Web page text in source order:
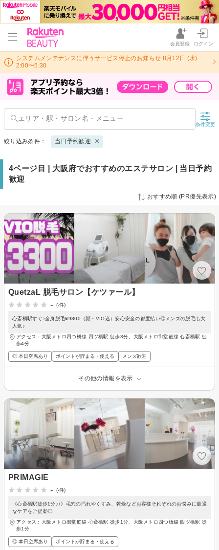
会員登録 ログイン
システムメンテナンスに伴うサービス停止のお知らせ 8月12日 (水)
2:00〜5:30
条件変更
絞り込み条件： 当日予約歓迎
4ページ目 | 大阪府でおすすめのエステサロン | 当日予約
歓迎
おすすめ順 (PR優先表示)
QuetzaL 脱毛サロン【ケツァール】
-
(-件)
心斎橋駅すぐ♪全身脱毛¥9800（顔・VIO込）安心安全の都度払い◎メンズの脱毛も大
人気♪
アクセス：大阪メトロ四つ橋線 四ツ橋駅 徒歩3分、大阪メトロ御堂筋線 心斎橋駅 徒
歩4分
◎ 本日空席あり ポイントが貯まる・使える メンズ歓迎
その他の情報を表示
PRIMAGIE
-
(-件)
《心斎橋駅徒歩1分♪♪》毛穴の汚れやくすみ、乾燥などお客様それぞれのお悩みに最適
なケアをご提案◎
アクセス：大阪メトロ御堂筋線 心斎橋駅 徒歩1分、大阪メトロ四つ橋線 四ツ橋駅 徒
歩1分
◎ 本日空席あり ポイントが貯まる・使える